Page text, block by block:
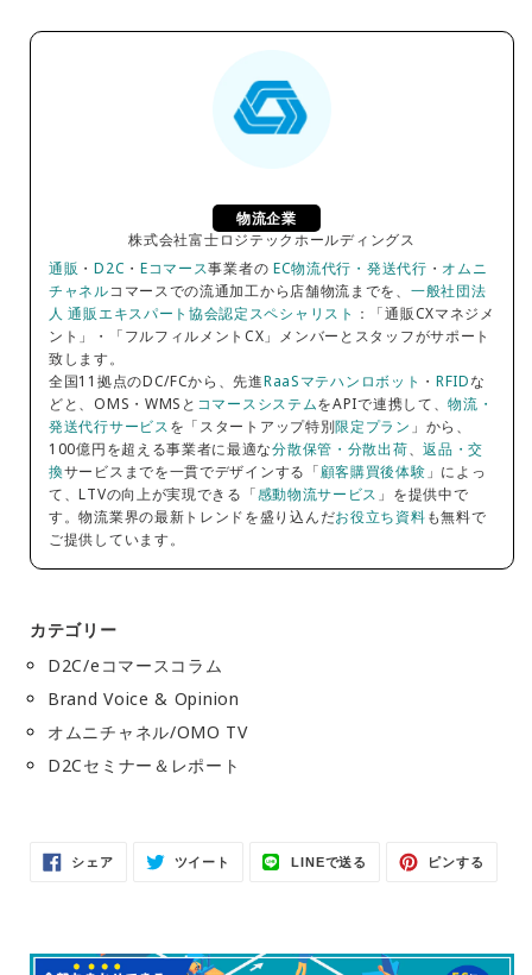
物流企業
株式会社富士ロジテックホールディングス
通販 ・D2C ・ Eコマース事業者の EC物流代行・発送代行 ・ オムニ
チャネルコマースでの流通加工から店舗物流までを、 一般社団法
人 通販エキスパート協会認定スペシャリスト ：「通販CXマネジメ
ント」・「フルフィルメントCX」メンバーとスタッフがサポート
致します。
全国11拠点のDC/FCから、先進RaaSマテハンロボット ・RFIDな
どと、OMS・WMSと コマースシステムをAPIで連携して、物流・
発送代行サービスを「スタートアップ特別限定プラン 」から、
100億円を超える事業者に最適な分散保管・分散出荷、返品・交
換サービスまでを一貫でデザインする「顧客購買後体験 」によっ
て、LTVの向上が実現できる「感動物流サービス 」を提供中で
す。物流業界の最新トレンドを盛り込んだお役立ち資料も無料で
ご提供しています。
カテゴリー
D2C/eコマースコラム
Brand Voice & Opinion
オムニチャネル/OMO TV
D2Cセミナー＆レポート
シェアFacebookツイート
Twitter
LINEで送る
LINE
ピンする